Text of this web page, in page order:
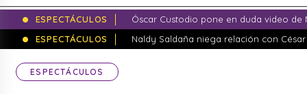
ESPECTÁCULOS
Óscar Custodio pone en duda video de
ESPECTÁCULOS
Naldy Saldaña niega relación con
ESPECTÁCULOS